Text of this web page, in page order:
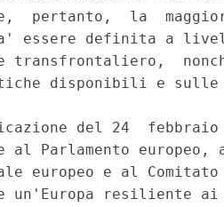
pertanto,  la
essere definita a
transfrontaliero,
disponibili e
del 24
al Parlamento
europeo e al
un'Europa resiliente